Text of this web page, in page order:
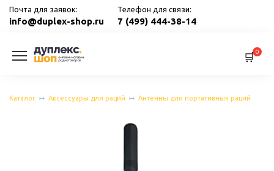
Перейти
Почта для заявок:
info@duplex-shop.ru
Телефон для связи:
7 (499) 444-38-14
0
Каталог Аксессуары для раций Антенны для портативных раций